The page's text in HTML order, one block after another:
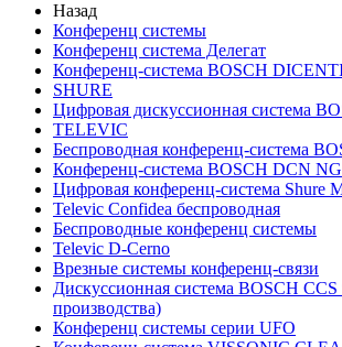
Назад
Конференц системы
Конференц система Делегат
Конференц-система BOSCH
SHURE
Цифровая дискуссионная система
TELEVIC
Беспроводная конференц-система
Конференц-система BOSCH DCN NG
Цифровая конференц-система Shure
Televic Confidea беспроводная
Беспроводные конференц системы
Televic D-Cerno
Врезные системы конференц-связи
Дискуссионная система BOSCH CCS
производства)
Конференц системы серии UFO